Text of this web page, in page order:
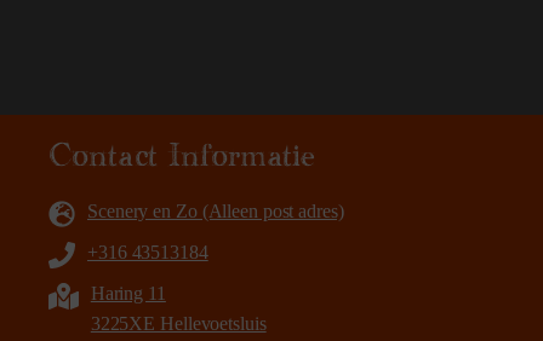
Contact Informatie
Scenery en Zo (Alleen post adres)
+316 43513184
Haring 11
3225XE Hellevoetsluis